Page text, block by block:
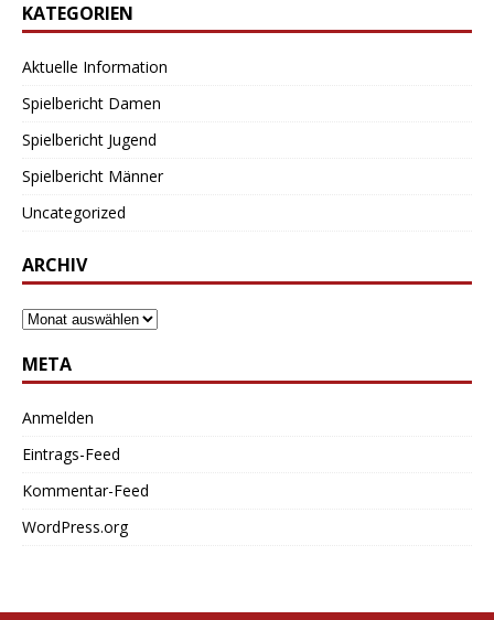
KATEGORIEN
Aktuelle Information
Spielbericht Damen
Spielbericht Jugend
Spielbericht Männer
Uncategorized
ARCHIV
META
Anmelden
Eintrags-Feed
Kommentar-Feed
WordPress.org